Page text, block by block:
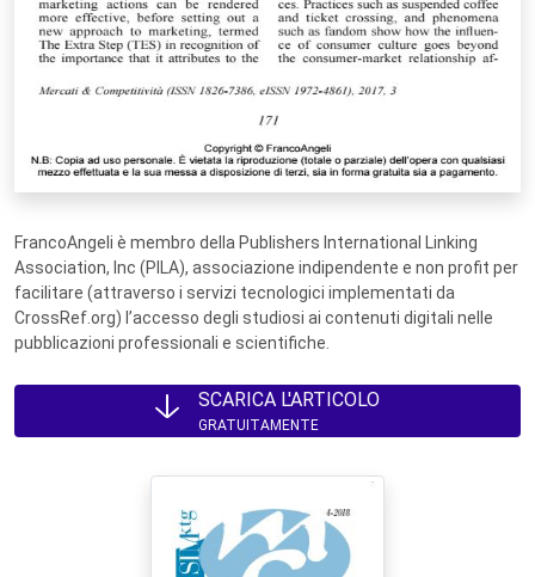
FrancoAngeli è membro della Publishers International Linking
Association, Inc (PILA), associazione indipendente e non profit per
facilitare (attraverso i servizi tecnologici implementati da
CrossRef.org) l’accesso degli studiosi ai contenuti digitali nelle
pubblicazioni professionali e scientifiche.
SCARICA L'ARTICOLO
GRATUITAMENTE